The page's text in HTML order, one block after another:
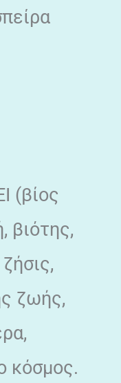
βιότης,
ζωής,
κόσμος.